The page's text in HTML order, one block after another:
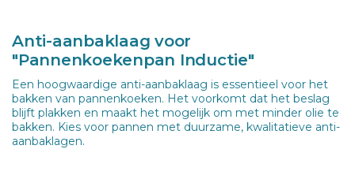
Anti-aanbaklaag voor
"Pannenkoekenpan Inductie"
Een hoogwaardige anti-aanbaklaag is essentieel voor het
bakken van pannenkoeken. Het voorkomt dat het beslag
blijft plakken en maakt het mogelijk om met minder olie te
bakken. Kies voor pannen met duurzame, kwalitatieve anti-
aanbaklagen.